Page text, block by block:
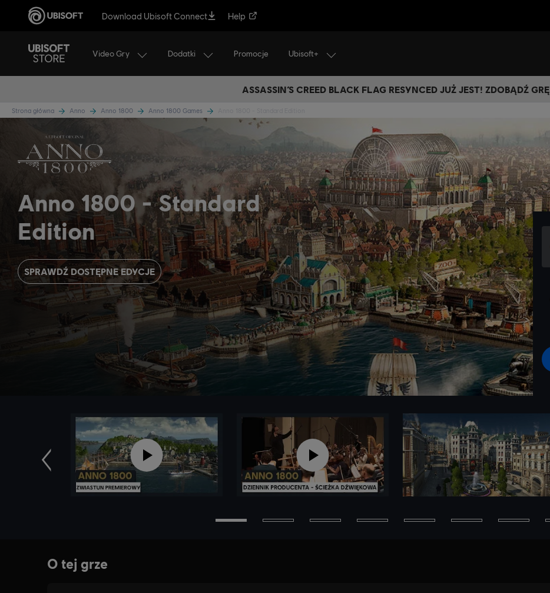
Download Ubisoft Connect Help
Video Gry Dodatki Promocje Ubisoft+
ASSASSIN’S CREED BLACK FLAG RESYNCED JUŻ JEST! ZDOBĄDŹ GRĘ
Strona główna Anno Anno 1800 Anno 1800 Games
Anno 1800
Standard
Edition
SPRAWDŹ DOSTĘPNE EDYCJE
Poprzednie